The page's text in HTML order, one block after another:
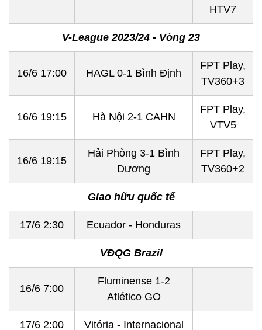
HTV7
V-League 2023/24 - Vòng 23
16/6 17:00 HAGL 0-1 Bình Định
FPT Play,
TV360+3
16/6 19:15 Hà Nội 2-1 CAHN
FPT Play,
VTV5
16/6 19:15
Hải Phòng 3-1 Bình
Dương
FPT Play,
TV360+2
Giao hữu quốc tế
17/6 2:30 Ecuador - Honduras
VĐQG Brazil
16/6 7:00
Fluminense 1-2
Atlético GO
17/6 2:00 Vitória - Internacional